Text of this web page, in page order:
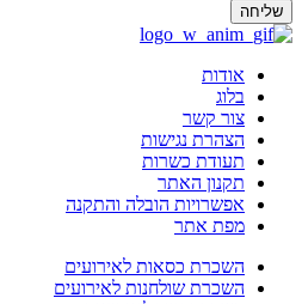
שליחה
אודות
בלוג
צור קשר
הצהרת נגישות
תעודת כשרות
תקנון האתר
אפשרויות הובלה והתקנה
מפת אתר
השכרת כסאות לאירועים
השכרת שולחנות לאירועים